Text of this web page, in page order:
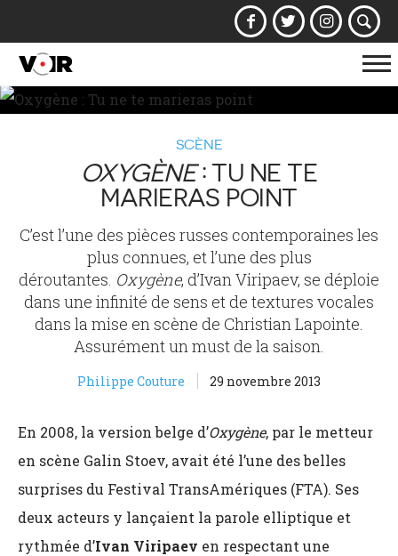
la
SCÈNE
OXYGÈNE: TU NE TE
MARIERAS POINT
C’est l’une des pièces russes contemporaines les
plus connues, et l’une des plus
déroutantes. Oxygène, d’Ivan Viripaev, se déploie
dans une infinité de sens et de textures vocales
dans la mise en scène de Christian Lapointe.
Assurément un must de la saison.
Philippe Couture 29 novembre 2013
En 2008, la version belge d’Oxygène, par le metteur
en scène Galin Stoev, avait été l’une des belles
surprises du Festival TransAmériques (FTA). Ses
deux acteurs y lançaient la parole elliptique et
rythmée d’Ivan Viripaev en respectant une